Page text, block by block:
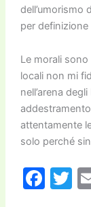
dell’umorismo
per
Le morali
locali non mi
nell’arena
attentamente
solo perché
F T